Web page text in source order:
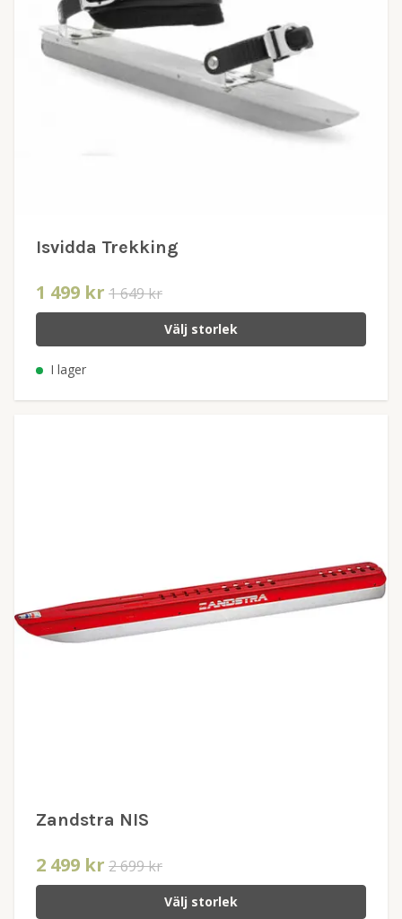
Isvidda Trekking
1 499 kr 1 649 kr
Välj storlek
I lager
Zandstra NIS
2 499 kr 2 699 kr
Välj storlek